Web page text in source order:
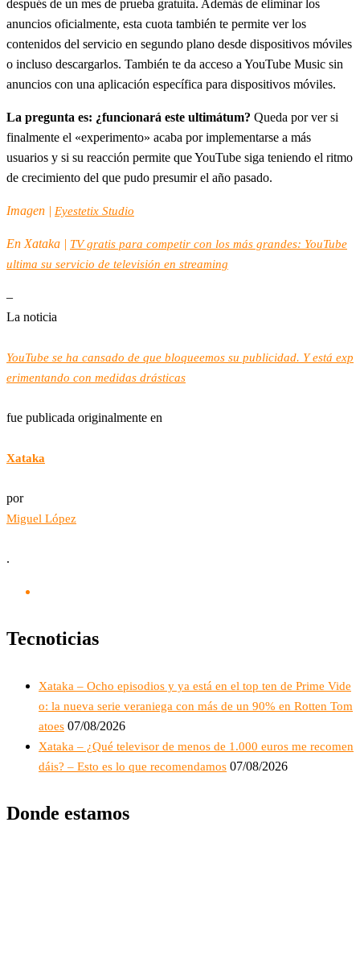
después de un mes de prueba gratuita. Además de eliminar los
anuncios oficialmente, esta cuota también te permite ver los
contenidos del servicio en segundo plano desde dispositivos móviles
o incluso descargarlos. También te da acceso a YouTube Music sin
anuncios con una aplicación específica para dispositivos móviles.
La pregunta es: ¿funcionará este ultimátum? Queda por ver si
finalmente el «experimento» acaba por implementarse a más
usuarios y si su reacción permite que YouTube siga teniendo el ritmo
de crecimiento del que pudo presumir el año pasado.
Imagen | Eyestetix Studio
En Xataka | TV gratis para competir con los más grandes: YouTube
ultima su servicio de televisión en streaming
–
La noticia
YouTube se ha cansado de que bloqueemos su publicidad. Y está exp
erimentando con medidas drásticas
fue publicada originalmente en
Xataka
por
Miguel López
.
Tecnoticias
Xataka – Ocho episodios y ya está en el top ten de Prime Vide
o: la nueva serie veraniega con más de un 90% en Rotten Tom
atoes 07/08/2026
Xataka – ¿Qué televisor de menos de 1.000 euros me recomen
dáis? – Esto es lo que recomendamos 07/08/2026
Donde estamos